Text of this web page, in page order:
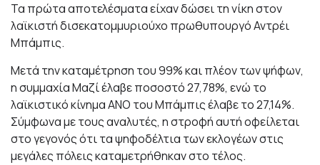
Τα πρώτα αποτελέσματα είχαν δώσει τη νίκη στον
λαϊκιστή δισεκατομμυριούχο πρωθυπουργό Αντρέι
Μπάμπις.
Μετά την καταμέτρηση του 99% και πλέον των ψήφων,
η συμμαχία Μαζί έλαβε ποσοστό 27,78%, ενώ το
λαϊκιστικό κίνημα ANO του Μπάμπις έλαβε το 27,14%.
Σύμφωνα με τους αναλυτές, η στροφή αυτή οφείλεται
στο γεγονός ότι τα ψηφοδέλτια των εκλογέων στις
μεγάλες πόλεις καταμετρήθηκαν στο τέλος.